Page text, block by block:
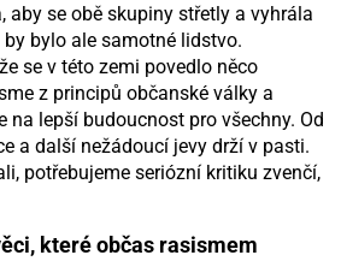
aby se obě skupiny střetly a vyhrála
bylo ale samotné lidstvo.
se v této zemi povedlo něco
z principů občanské války a
na lepší budoucnost pro všechny. Od
a další nežádoucí jevy drží v pasti.
potřebujeme seriózní kritiku zvenčí,
které občas rasismem